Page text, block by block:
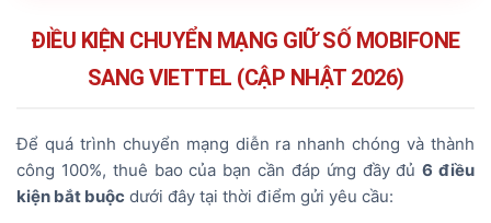
2. Điều kiện chuyển mạng
Cách kiểm tra thuê bao MobiFone
4 cách chuyển mạng nhanh nhất
6. Chi phí chuyển mạng
ĐIỀU KIỆN CHUYỂN MẠNG GIỮ SỐ MOBIFONE
SANG VIETTEL (CẬP NHẬT 2026)
Để quá trình chuyển mạng diễn ra nhanh chóng và thành
công 100%, thuê bao của bạn cần đáp ứng đầy đủ6 điều
kiện bắt buộc dưới đây tại thời điểm gửi yêu cầu: